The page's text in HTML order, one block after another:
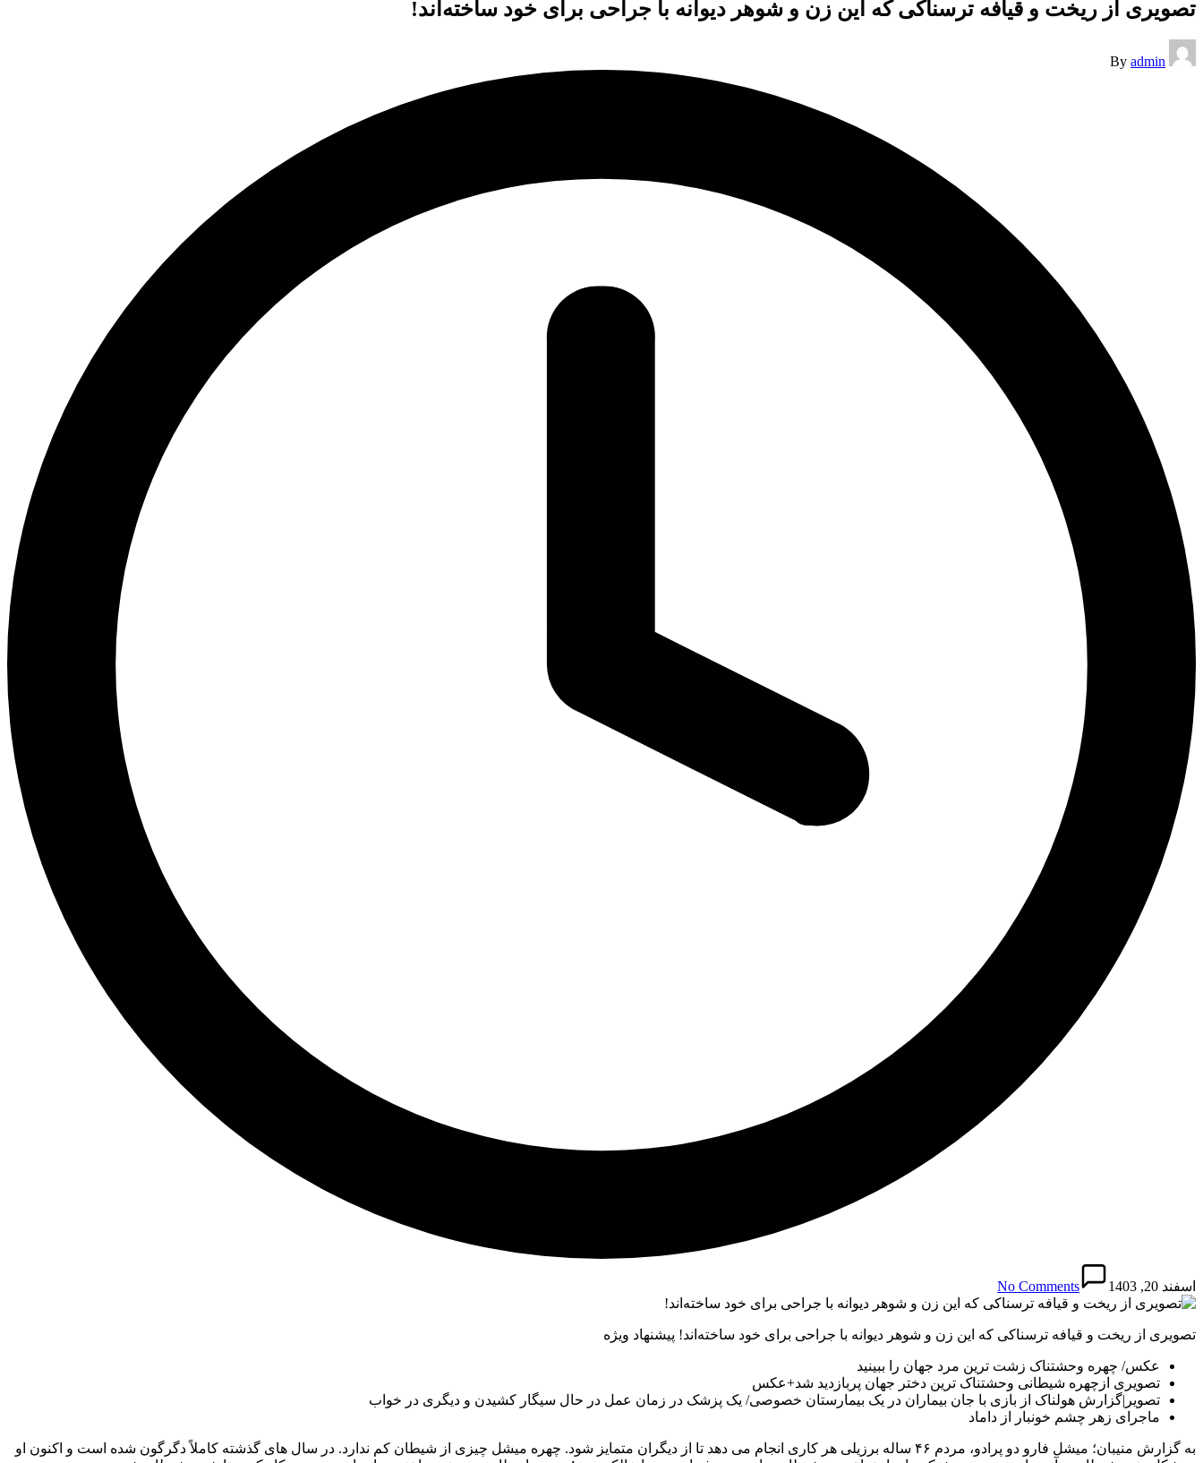
تصویری از ریخت و قیافه ترسناکی که این زن و شوهر دیوانه با جراحی برای خود ساخته‌اند!
Posted
by
By admin
اسفند 20, 1403 No Comments
تصویری از ریخت و قیافه ترسناکی که این زن و شوهر دیوانه با جراحی برای خود ساخته‌اند! پیشنهاد ویژه
عکس/ چهره وحشتناک زشت ترین مرد جهان را ببینید
تصویری ازچهره شیطانی وحشتناک ترین دختر جهان پربازدید شد+عکس
تصویر|گزارش هولناک از بازی با جان بیماران در یک بیمارستان خصوصی/ یک پزشک در زمان عمل در حال سیگار کشیدن و دیگری در خواب
ماجرای زهر چشم خونبار از داماد
به گزارش منیبان؛ میشل فارو دو پرادو، مردم ۴۶ ساله برزیلی هر کاری انجام می دهد تا از دیگران متمایز شود. چهره میشل چیزی از شیطان کم ندارد. در سال های گذشته کاملاً دگرگون شده است و اکنون او